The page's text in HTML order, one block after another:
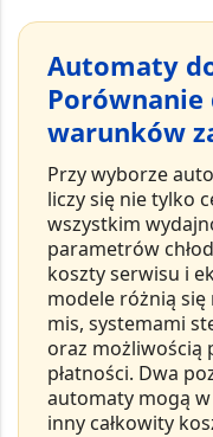
Automaty
warunków
Przy wyborze
liczy się nie tylko
wszystkim
parametrów
koszty serwisu i
modele różnią
mis, systemami
oraz możliwością
płatności. Dwa
automaty mogą w
inny całkowity